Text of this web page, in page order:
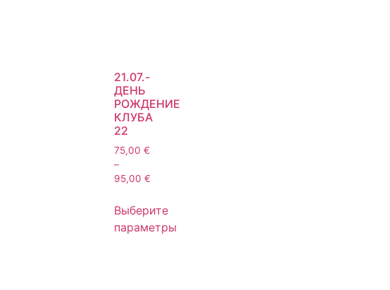
21.07.-
ДЕНЬ
РОЖДЕНИЕ
КЛУБА
22
75,00 €
–
95,00 €
Выберите
параметры